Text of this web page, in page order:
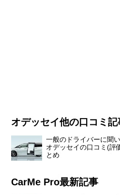
オデッセイ他の口コミ記
一般のドライバーに聞
オデッセイの口コミ(評
とめ
CarMe Pro最新記事